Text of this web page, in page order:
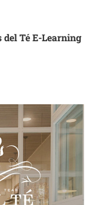
Té E-Learning